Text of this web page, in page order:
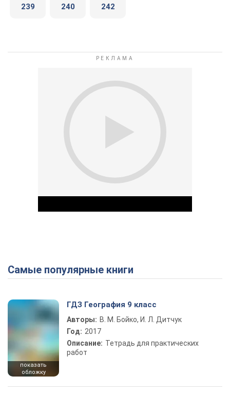
239 240 242
Play Video
Самые популярные книги
показать
обложку
ГДЗ География 9 класс
Авторы: В. М. Бойко, И. Л. Дитчук
Год: 2017
Описание: Тетрадь для практических
работ